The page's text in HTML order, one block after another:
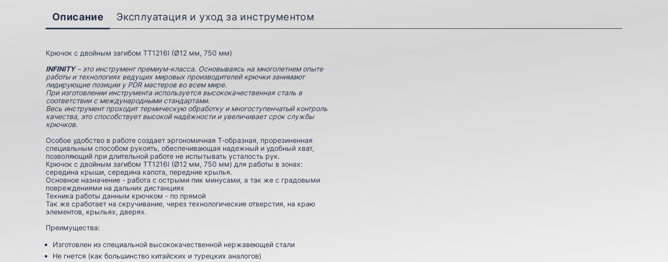
Описание Эксплуатация и уход за инструментом
Крючок с двойным загибом TT1216I (Ø12 мм, 750 мм)
INFINITY– это инструмент премиум-класса. Основываясь на многолетнем опыте
работы и технологиях ведущих мировых производителей крючки занимают
лидирующие позиции у PDR мастеров во всем мире.
При изготовлении инструмента используется высококачественная сталь в
соответствии с международными стандартами.
Весь инструмент проходит термическую обработку и многоступенчатый контроль
качества, это способствует высокой надёжности и увеличивает срок службы
крючков.
Особое удобство в работе создает эргономичная Т-образная, прорезиненная
специальным способом рукоять, обеспечивающая надежный и удобный хват,
позволяющий при длительной работе не испытывать усталость рук.
Крючок с двойным загибом TT1216I (Ø12 мм, 750 мм) для работы в зонах:
середина крыши, середина капота, передние крылья.
Основное назначение - работа с острыми пик минусами, а так же с градовыми
повреждениями на дальних дистанциях
Техника работы данным крючком - по прямой
Так же сработает на скручивание, через технологические отверстия, на краю
элементов, крыльях, дверях.
Преимущества:
Изготовлен из специальной высококачественной нержавеющей стали
Не гнется (как большинство китайских и турецких аналогов)